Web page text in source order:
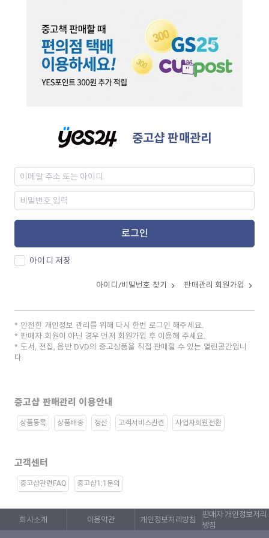
중고샵 판매관리
로그인
아이디 저장
아이디/비밀번호 찾기 판매관리 회원가입
안전한 개인정보 관리를 위해 다시 한번 로그인 해주세요.
판매자 회원이 아닌 경우 먼저 회원가입 후 이용해 주세요.
도서, 전집, 음반 DVD의 중고상품을 직접 판매할 수 있는 열린공간입니
다.
중고샵 판매관리 이용안내
상품등록 상품배송 정산 고객서비스관련 사업자회원전환
고객센터
중고샵관련FAQ 중고샵1:1문의
회사소개 이용약관 개인정보처리방침
판매자 개인정보처리
방침